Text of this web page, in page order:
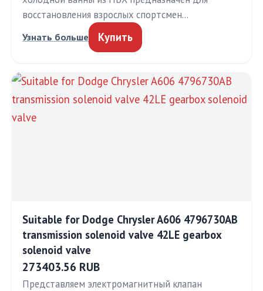
восстановления взрослых спортсмен…
Узнать больше Купить
Suitable for Dodge Chrysler A606 4796730AB
transmission solenoid valve 42LE gearbox
solenoid valve
273403.56 RUB
Представляем электромагнитный клапан